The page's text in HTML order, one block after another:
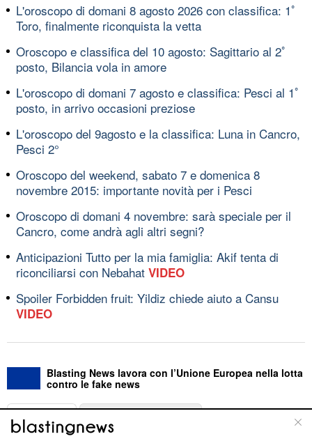
L'oroscopo di domani 8 agosto 2026 con classifica: 1ﾟ
Toro, finalmente riconquista la vetta
Oroscopo e classifica del 10 agosto: Sagittario al 2ﾟ
posto, Bilancia vola in amore
L'oroscopo di domani 7 agosto e classifica: Pesci al 1ﾟ
posto, in arrivo occasioni preziose
L'oroscopo del 9agosto e la classifica: Luna in Cancro,
Pesci 2°
Oroscopo del weekend, sabato 7 e domenica 8
novembre 2015: importante novità per i Pesci
Oroscopo di domani 4 novembre: sarà speciale per il
Cancro, come andrà agli altri segni?
Anticipazioni Tutto per la mia famiglia: Akif tenta di
riconciliarsi con Nebahat VIDEO
Spoiler Forbidden fruit: Yildiz chiede aiuto a Cansu
VIDEO
Blasting News lavora con l’Unione Europea nella lotta
contro le fake news
ABOUT